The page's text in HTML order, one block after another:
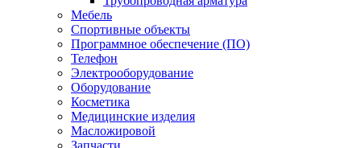
Мебель
Спортивные объекты
Программное обеспечение (ПО)
Телефон
Электрооборудование
Оборудование
Косметика
Медицинские изделия
Масложировой